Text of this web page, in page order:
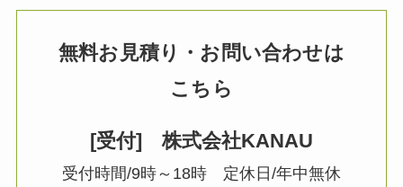
無料お見積り・お問い合わせは
こちら
[受付] 株式会社KANAU
受付時間/9時～18時 定休日/年中無休